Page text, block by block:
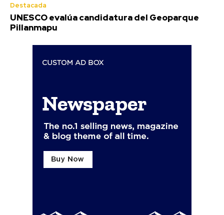
Destacada
UNESCO evalúa candidatura del Geoparque
Pillanmapu